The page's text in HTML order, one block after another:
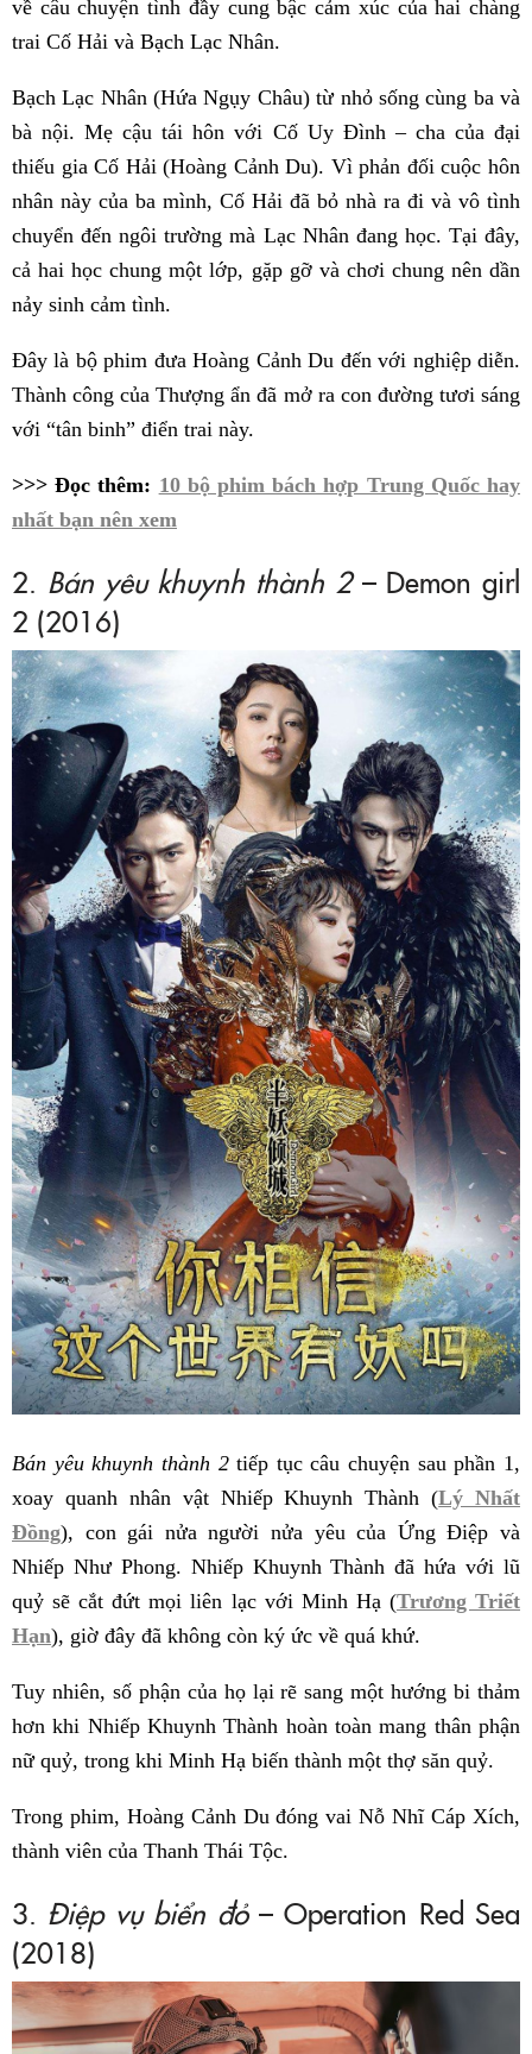
về câu chuyện tình đầy cung bậc cảm xúc của hai chàng
trai Cố Hải và Bạch Lạc Nhân.
Bạch Lạc Nhân (Hứa Ngụy Châu) từ nhỏ sống cùng ba và
bà nội. Mẹ cậu tái hôn với Cố Uy Đình – cha của đại
thiếu gia Cố Hải (Hoàng Cảnh Du). Vì phản đối cuộc hôn
nhân này của ba mình, Cố Hải đã bỏ nhà ra đi và vô tình
chuyển đến ngôi trường mà Lạc Nhân đang học. Tại đây,
cả hai học chung một lớp, gặp gỡ và chơi chung nên dần
nảy sinh cảm tình.
Đây là bộ phim đưa Hoàng Cảnh Du đến với nghiệp diễn.
Thành công của Thượng ẩn đã mở ra con đường tươi sáng
với “tân binh” điển trai này.
>>> Đọc thêm: 10 bộ phim bách hợp Trung Quốc hay
nhất bạn nên xem
2. Bán yêu khuynh thành 2– Demon girl
2 (2016)
Bán yêu khuynh thành 2tiếp tục câu chuyện sau phần 1,
xoay quanh nhân vật Nhiếp Khuynh Thành (Lý Nhất
Đồng), con gái nửa người nửa yêu của Ứng Điệp và
Nhiếp Như Phong. Nhiếp Khuynh Thành đã hứa với lũ
quỷ sẽ cắt đứt mọi liên lạc với Minh Hạ (Trương Triết
Hạn), giờ đây đã không còn ký ức về quá khứ.
Tuy nhiên, số phận của họ lại rẽ sang một hướng bi thảm
hơn khi Nhiếp Khuynh Thành hoàn toàn mang thân phận
nữ quỷ, trong khi Minh Hạ biến thành một thợ săn quỷ.
Trong phim, Hoàng Cảnh Du đóng vai Nỗ Nhĩ Cáp Xích,
thành viên của Thanh Thái Tộc.
3. Điệp vụ biển đỏ– Operation Red Sea
(2018)